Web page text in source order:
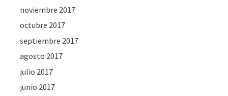
noviembre 2017
octubre 2017
septiembre 2017
agosto 2017
julio 2017
junio 2017